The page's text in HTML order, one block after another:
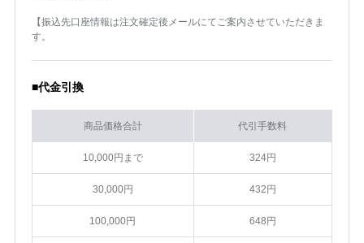
【振込先口座情報は注文確定後メールにてご案内させていただきま
す。
■代金引換
商品価格合計 代引手数料
10,000円まで 324円
30,000円 432円
100,000円 648円